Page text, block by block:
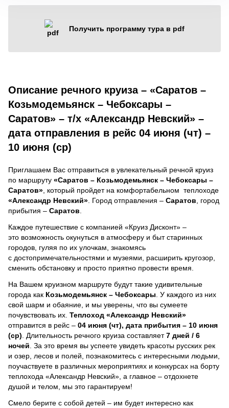
Получить программу тура в pdf
Описание речного круиза – «Саратов –
Козьмодемьянск – Чебоксары –
Саратов» – т/х «Александр Невский» –
дата отправления в рейс 04 июня (чт) –
10 июня (ср)
Приглашаем Вас отправиться в увлекательный речной круиз
по маршруту «Саратов – Козьмодемьянск – Чебоксары –
Саратов» , который пройдет на комфортабельном теплоходе
«Александр Невский» . Город отправления – Саратов , город
прибытия – Саратов
Каждое путешествие с компанией «Круиз Дисконт» –
это возможность окунуться в атмосферу и быт старинных
городов, гуляя по их улочкам, знакомясь
с достопримечательностями и музеями, расширить кругозор,
сменить обстановку и просто приятно провести время.
На Вашем круизном маршруте будут такие удивительные
города как Козьмодемьянск – Чебоксары . У каждого из них
свой шарм и обаяние, и мы уверены, что вы сумеете
почувствовать их. Теплоход «Александр Невский»
отправится в рейс – 04 июня (чт), дата прибытия – 10 июня
(ср) . Длительность речного круиза составляет7 дней / 6
ночей За это время вы успеете увидеть красоты русских рек
и озер, лесов и полей, познакомитесь с интересными людьми,
поучаствуете в различных мероприятиях и конкурсах на борту
теплохода «Александр Невский», а главное – отдохнете
душой и телом, мы это гарантируем!
Смело берите с собой детей – им будет интересно как